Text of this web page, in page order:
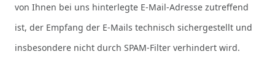
von Ihnen bei uns hinterlegte E-Mail-Adresse zutreffend
ist, der Empfang der E-Mails technisch sichergestellt und
insbesondere nicht durch SPAM-Filter verhindert wird.